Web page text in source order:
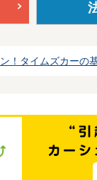
！タイムズカーの